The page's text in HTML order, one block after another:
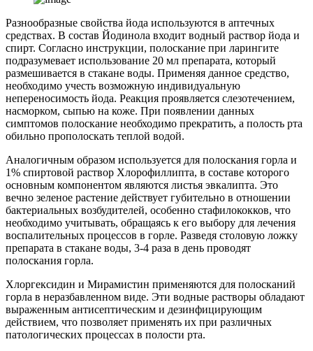
Разнообразные свойства йода используются в аптечных
средствах. В состав Йодинола входит водный раствор йода и
спирт. Согласно инструкции, полоскание при ларингите
подразумевает использование 20 мл препарата, который
размешивается в стакане воды. Применяя данное средство,
необходимо учесть возможную индивидуальную
непереносимость йода. Реакция проявляется слезотечением,
насморком, сыпью на коже. При появлении данных
симптомов полоскание необходимо прекратить, а полость рта
обильно прополоскать теплой водой.
Аналогичным образом используется для полоскания горла и
1% спиртовой раствор Хлорофиллипта, в составе которого
основным компонентом являются листья эвкалипта. Это
вечно зеленое растение действует губительно в отношении
бактериальных возбудителей, особенно стафилококков, что
необходимо учитывать, обращаясь к его выбору для лечения
воспалительных процессов в горле. Разведя столовую ложку
препарата в стакане воды, 3-4 раза в день проводят
полоскания горла.
Хлоргексидин и Мирамистин применяются для полосканий
горла в неразбавленном виде. Эти водные растворы обладают
выраженным антисептическим и дезинфицирующим
действием, что позволяет применять их при различных
патологических процессах в полости рта.